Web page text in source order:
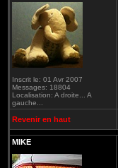
Inscrit le: 01 Avr 2007
Messages: 18804
Localisation: A droite... A
gauche...
Revenir en haut
MIKE